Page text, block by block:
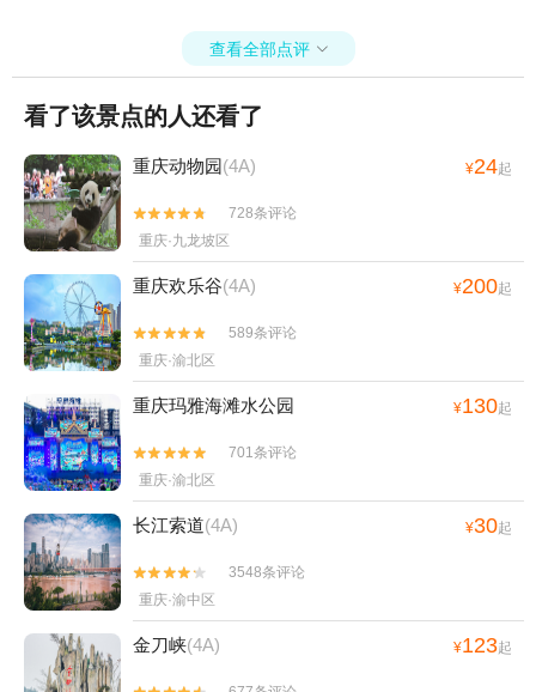
查看全部点评 
看了该景点的人还看了
重庆动物园(4A) ¥24起


728条评论
重庆·九龙坡区
重庆欢乐谷(4A) ¥200起


589条评论
重庆·渝北区
重庆玛雅海滩水公园 ¥130起


701条评论
重庆·渝北区
长江索道(4A) ¥30起


3548条评论
重庆·渝中区
金刀峡(4A) ¥123起